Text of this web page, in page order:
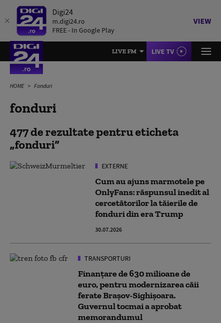
Digi24
m.digi24.ro
FREE - In Google Play
VIEW
LIVE FM LIVE TV
HOME Fonduri
fonduri
477 de rezultate pentru eticheta
fonduri
EXTERNE
Cum au ajuns marmotele pe
OnlyFans: răspunsul inedit al
cercetătorilor la tăierile de
fonduri din era Trump
30.07.2026
TRANSPORTURI
Finanțare de 630 milioane de
euro, pentru modernizarea căii
ferate Braşov-Sighişoara.
Guvernul tocmai a aprobat
memorandumul